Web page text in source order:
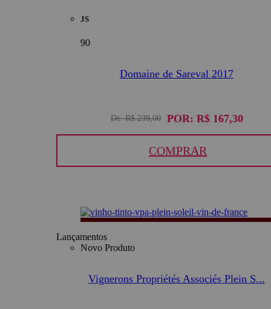
JS
90
Domaine de Sareval 2017
De:R$ 239,00 POR: R$ 167,30
COMPRAR
Lançamentos
Novo Produto
Vignerons Propriétés Associés Plein S...